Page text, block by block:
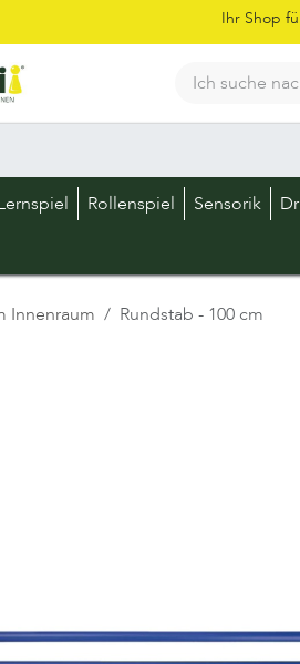
Ihr Shop
Rollenspiel Sensorik
Innenraum Rundstab - 100 cm